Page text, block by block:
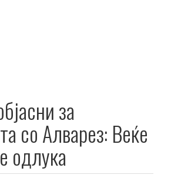
за
со Алварез: Веќе
одлука